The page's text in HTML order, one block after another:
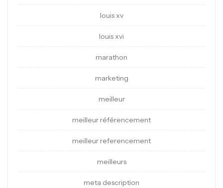
louis xv
louis xvi
marathon
marketing
meilleur
meilleur référencement
meilleur referencement
meilleurs
meta description